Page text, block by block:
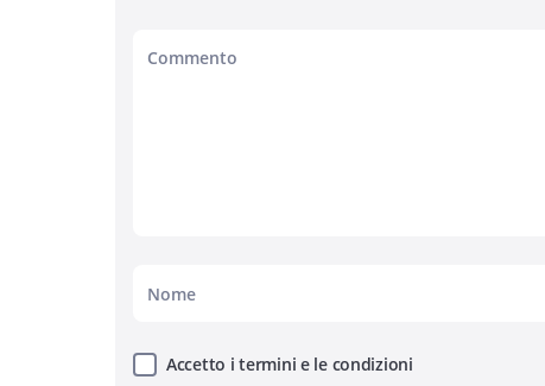
Accetto i termini e le condizioni